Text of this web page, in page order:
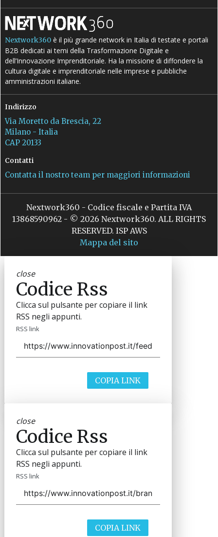
Nextwork360 è il più grande network in Italia di testate e portali
B2B dedicati ai temi della Trasformazione Digitale e
dell’Innovazione Imprenditoriale. Ha la missione di diffondere la
cultura digitale e imprenditoriale nelle imprese e pubbliche
amministrazioni italiane.
Indirizzo
Via Moretto da Brescia, 22
Milano - Italia
CAP 20133
Contatti
Contatta il nostro team per maggiori informazioni
Nextwork360 - Codice fiscale e Partita IVA
13868590962 - © 2026 Nextwork360. ALL RIGHTS
RESERVED. ISP AWS
Mappa del sito
close
Codice Rss
Clicca sul pulsante per copiare il link
RSS negli appunti.
RSS link
COPIA LINK
close
Codice Rss
Clicca sul pulsante per copiare il link
RSS negli appunti.
RSS link
COPIA LINK